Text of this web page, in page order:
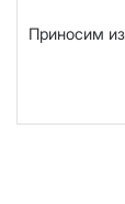
Приносим